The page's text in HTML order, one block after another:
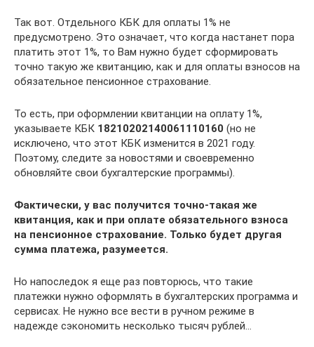
Так вот. Отдельного КБК для оплаты 1% не
предусмотрено. Это означает, что когда настанет пора
платить этот 1%, то Вам нужно будет сформировать
точно такую же квитанцию, как и для оплаты взносов на
обязательное пенсионное страхование.
То есть, при оформлении квитанции на оплату 1%,
указываете КБК 18210202140061110160 (но не
исключено, что этот КБК изменится в 2021 году.
Поэтому, следите за новостями и своевременно
обновляйте свои бухгалтерские программы).
Фактически, у вас получится точно-такая же
квитанция, как и при оплате обязательного взноса
на пенсионное страхование. Только будет другая
сумма платежа, разумеется.
Но напоследок я еще раз повторюсь, что такие
платежки нужно оформлять в бухгалтерских программа и
сервисах. Не нужно все вести в ручном режиме в
надежде сэкономить несколько тысяч рублей…